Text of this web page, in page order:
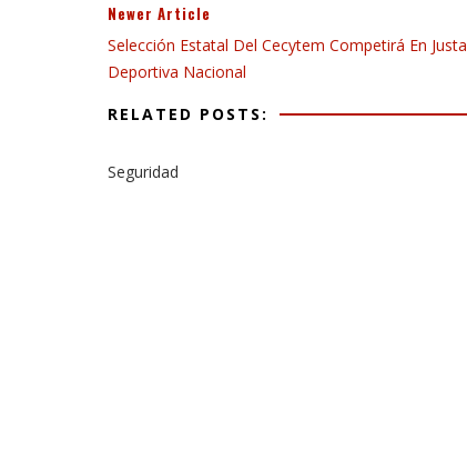
Newer Article
Selección Estatal Del Cecytem Competirá En Justa
Deportiva Nacional
RELATED POSTS:
Seguridad